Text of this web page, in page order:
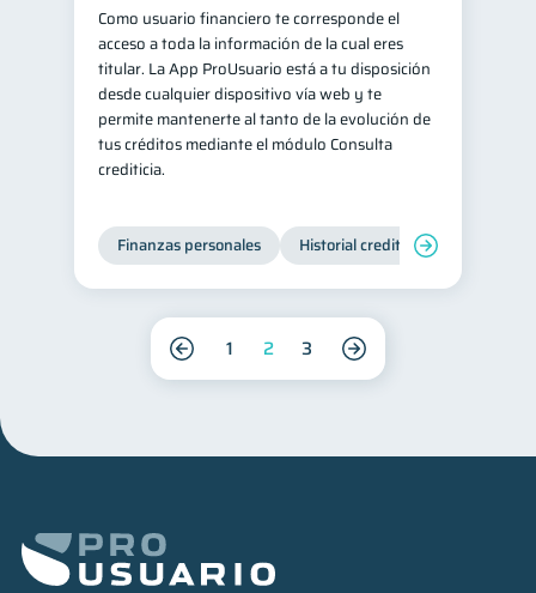
Como usuario financiero te corresponde el
acceso a toda la información de la cual eres
titular. La App ProUsuario está a tu disposición
desde cualquier dispositivo vía web y te
permite mantenerte al tanto de la evolución de
tus créditos mediante el módulo Consulta
crediticia.
Finanzas personales Historial crediticio
1 2 3